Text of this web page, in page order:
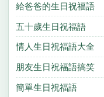
給爸爸的生日祝福語
五十歲生日祝福語
情人生日祝福語大全
朋友生日祝福語搞笑
簡單生日祝福語